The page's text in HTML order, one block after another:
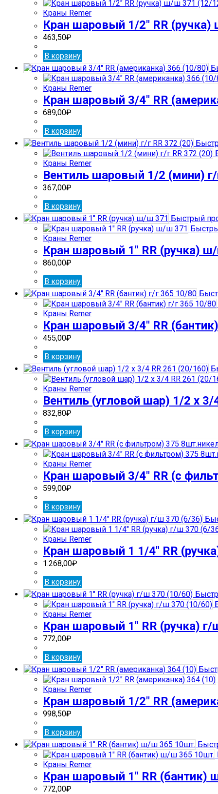
Краны Remer
Кран шаровый 1/2″ RR
463,50₽
В корзину
Краны Remer
Кран шаровый 3/4″ RR
689,00₽
В корзину
Краны Remer
Вентиль шаровый 1/2 (мини) г/
367,00₽
В корзину
Быстрый
Краны Remer
Кран шаровый 1″ RR (ручка)
860,00₽
В корзину
Краны Remer
Кран шаровый 3/4″ RR
455,00₽
В корзину
Краны Remer
Вентиль (угловой шар) 1/2 х
832,80₽
В корзину
Краны Remer
Кран шаровый 3/4″ RR (с
599,00₽
В корзину
Краны Remer
Кран шаровый 1 1/4″ RR
1.268,00₽
В корзину
Краны Remer
Кран шаровый 1″ RR (ручка)
772,00₽
В корзину
Краны Remer
Кран шаровый 1/2″ RR
998,50₽
В корзину
Краны Remer
Кран шаровый 1″ RR
772,00₽